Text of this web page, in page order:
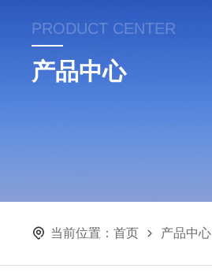
PRODUCT CENTER
产品中心
当前位置： 首页 产品中心